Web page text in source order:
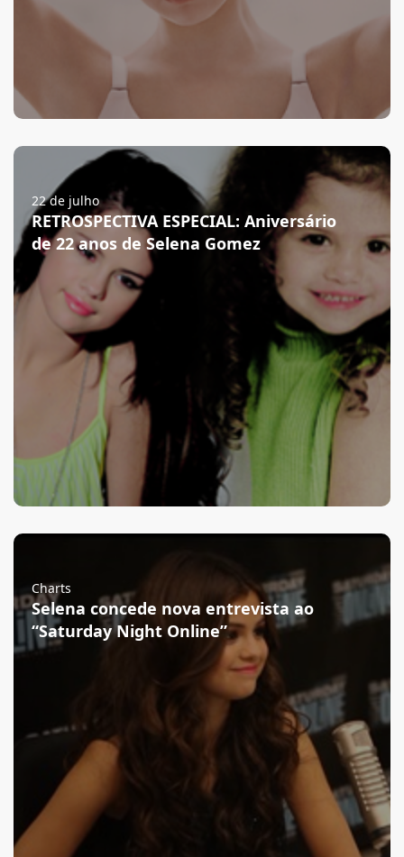
22 de julho
RETROSPECTIVA ESPECIAL: Aniversário
de 22 anos de Selena Gomez
Charts
Selena concede nova entrevista ao
“Saturday Night Online”